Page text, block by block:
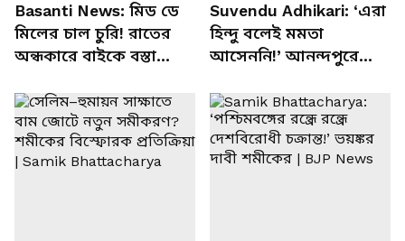
Basanti News: মিড ডে
মিলের চাল চুরি! রাতের
অন্ধকারে বাইকে বস্তা
চত্বরে তাণ্ডব
Suvendu Adhikari: ‘এরা
হিন্দু বলেই মমতা
আসেননি!’ আনন্দপুরে
খোলসা করলেন শুভেন্দু